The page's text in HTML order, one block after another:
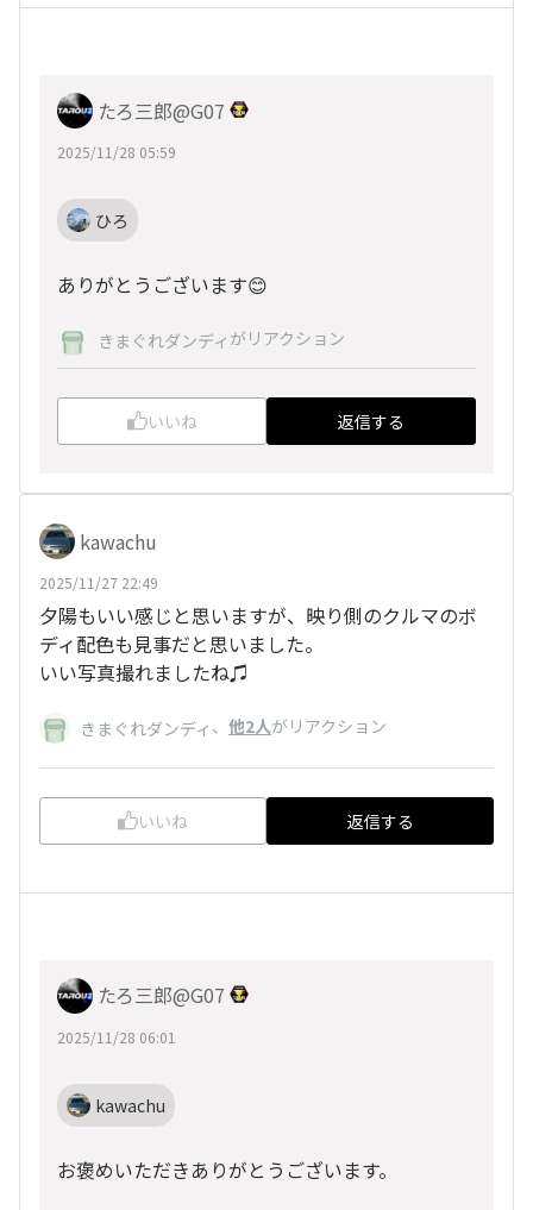
たろ三郎@G07
2025/11/28 05:59
ひろ
ありがとうございます😊
きまぐれダンディ がリアクション
いいね 返信する
kawachu
2025/11/27 22:49
夕陽もいい感じと思いますが、映り側のクルマのボ
ディ配色も見事だと思いました。
いい写真撮れましたね♫
きまぐれダンディ 、 他2人がリアクション
いいね 返信する
たろ三郎@G07
2025/11/28 06:01
kawachu
お褒めいただきありがとうございます。